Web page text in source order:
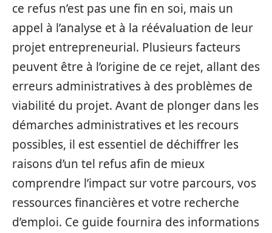
ce refus n’est pas une fin en soi, mais un
appel à l’analyse et à la réévaluation de leur
projet entrepreneurial. Plusieurs facteurs
peuvent être à l’origine de ce rejet, allant des
erreurs administratives à des problèmes de
viabilité du projet. Avant de plonger dans les
démarches administratives et les recours
possibles, il est essentiel de déchiffrer les
raisons d’un tel refus afin de mieux
comprendre l’impact sur votre parcours, vos
ressources financières et votre recherche
d’emploi. Ce guide fournira des informations